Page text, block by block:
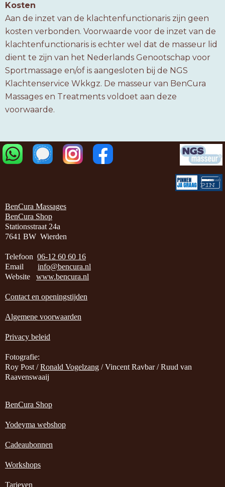
Kosten
Aan de inzet van de klachtenfunctionaris zijn geen
kosten verbonden. Voorwaarde voor de inzet van de
klachtenfunctionaris is echter wel dat de masseur lid
dient te zijn van het Nederlands Genootschap voor
Sportmassage en/of is aangesloten bij de NGS
Klachtenservice Wkkgz. De masseur van BenCura
Massages en Treatments voldoet aan deze
voorwaarde.
BenCura Massages
BenCura Shop
Stationsstraat 24a
7641 BW Wierden
Telefoon 06-12 60 60 16
Email info@bencura.nl
Website www.bencura.nl
Contact en openingstijden
Algemene voorwaarden
Privacy beleid
Fotografie:
Roy Post /Ronald Vogelzang / Vincent Ravbar / Ruud van
Raavenswaaij
BenCura Shop
Yodeyma webshop
Cadeaubonnen
Workshops
Tarieven